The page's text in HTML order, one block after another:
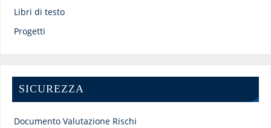
Libri di testo
Progetti
SICUREZZA
Documento Valutazione Rischi